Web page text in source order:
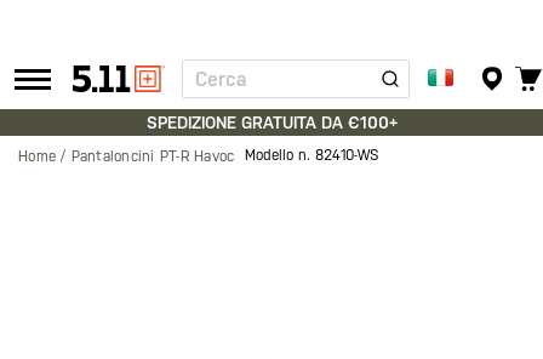
Tactical
Gear
Cerca
SPEDIZIONE GRATUITA DA €100+
Home Pantaloncini PT-R Havoc Modello n. 82410-WS